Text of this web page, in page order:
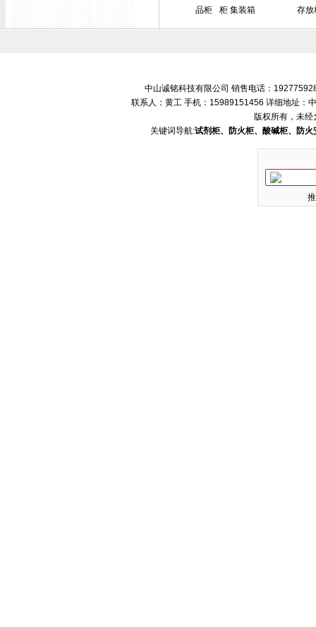
品柜
柜 集装箱
存放
中山诚铭科技有限公司 销售电话：
联系人：黄工 手机：15989151456 详细地址：
版权所有，未经
关键词导航:试剂柜、防火柜、酸碱柜、防